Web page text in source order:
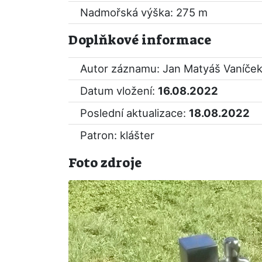
Nadmořská výška: 275 m
Doplňkové informace
Autor záznamu: Jan Matyáš Vaníček
Datum vložení: 16.08.2022
Poslední aktualizace: 18.08.2022
Patron: klášter
Foto zdroje